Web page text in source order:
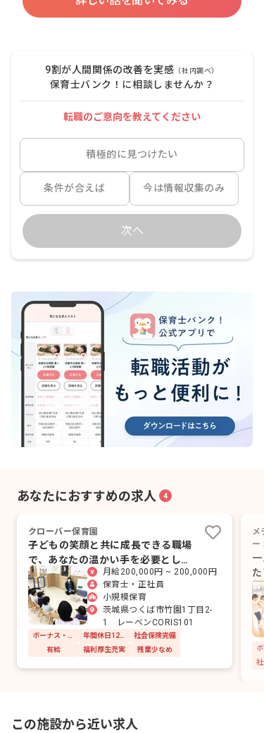
9割が人間関係の改善を実感 （社内調べ）
保育士バンク！に相談しませんか？
転職のご意向を教えてください
積極的に見つけたい
条件が合えば 今は情報収集のみ
次へ
あなたにおすすめの求人 4
クローバー保育園
子どもの笑顔と共に成長できる職場
で、あなたの温かい手を必要として
います
月給200,000円 ~ 200,000円
保育士・正社員
小規模保育
茨城県つくば市竹園1丁目2-
1 レーベンCORIS101
社会保険完備
有給
福利厚生充実 残業少なめ
メ
ー
社
この施設から近い求人